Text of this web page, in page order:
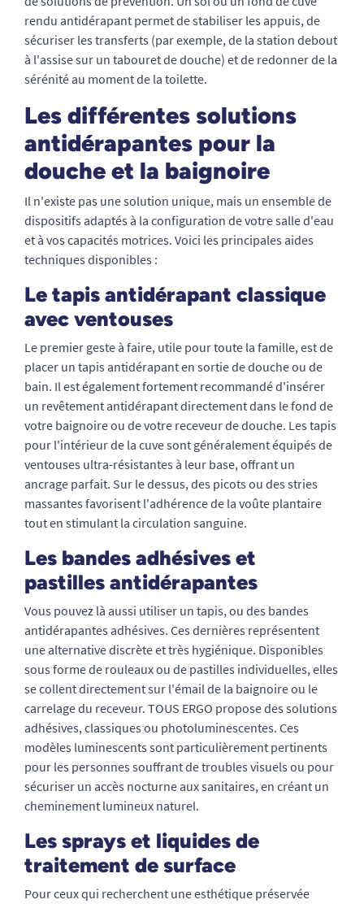
rendu antidérapant permet de stabiliser les appuis, de
sécuriser les transferts (par exemple, de la station debout
à l'assise sur un tabouret de douche) et de redonner de la
sérénité au moment de la toilette.
Les différentes solutions
antidérapantes pour la
douche et la baignoire
Il n'existe pas une solution unique, mais un ensemble de
dispositifs adaptés à la configuration de votre salle d'eau
et à vos capacités motrices. Voici les principales aides
techniques disponibles :
Le tapis antidérapant classique
avec ventouses
Le premier geste à faire, utile pour toute la famille, est de
placer un tapis antidérapant en sortie de douche ou de
bain. Il est également fortement recommandé d'insérer
un revêtement antidérapant directement dans le fond de
votre baignoire ou de votre receveur de douche. Les tapis
pour l'intérieur de la cuve sont généralement équipés de
ventouses ultra-résistantes à leur base, offrant un
ancrage parfait. Sur le dessus, des picots ou des stries
massantes favorisent l'adhérence de la voûte plantaire
tout en stimulant la circulation sanguine.
Les bandes adhésives et
pastilles antidérapantes
Vous pouvez là aussi utiliser un tapis, ou des bandes
antidérapantes adhésives. Ces dernières représentent
une alternative discrète et très hygiénique. Disponibles
sous forme de rouleaux ou de pastilles individuelles, elles
se collent directement sur l'émail de la baignoire ou le
carrelage du receveur. TOUS ERGO propose des solutions
adhésives, classiques ou photoluminescentes. Ces
modèles luminescents sont particulièrement pertinents
pour les personnes souffrant de troubles visuels ou pour
sécuriser un accès nocturne aux sanitaires, en créant un
cheminement lumineux naturel.
Les sprays et liquides de
traitement de surface
Pour ceux qui recherchent une esthétique préservée